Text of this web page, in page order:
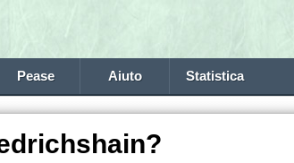
Pease Aiuto Statistica